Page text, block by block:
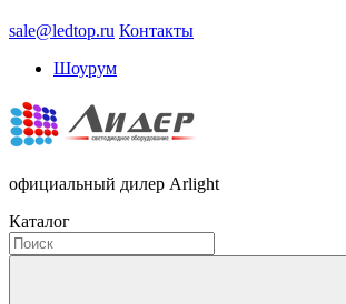
sale@ledtop.ru Контакты
Шоурум
официальный дилер Arlight
Каталог